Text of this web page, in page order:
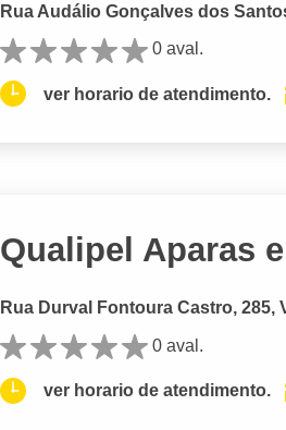
Rua Audálio Gonçalves dos
0 aval.
ver horario de atendimento.
Qualipel Aparas
Rua Durval Fontoura Castro, 285,
0 aval.
ver horario de atendimento.